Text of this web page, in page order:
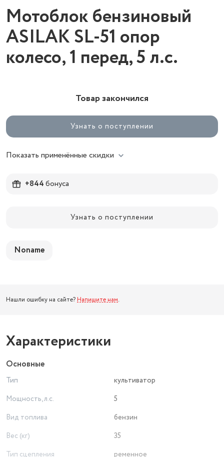
Мотоблок бензиновый
ASILAK SL-51 опор
колесо, 1 перед, 5 л.с.
Товар закончился
Узнать о поступлении
Показать применённые скидки
+844бонуса
Узнать о поступлении
Noname
Нашли ошибку на сайте? Напишите нам.
Характеристики
Основные
Тип
культиватор
Мощность, л.с.
5
Вид топлива
бензин
Вес (кг)
35
Тип сцепления
ременное